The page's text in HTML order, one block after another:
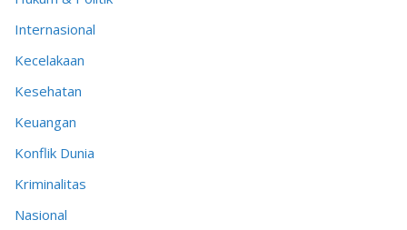
Internasional
Kecelakaan
Kesehatan
Keuangan
Konflik Dunia
Kriminalitas
Nasional